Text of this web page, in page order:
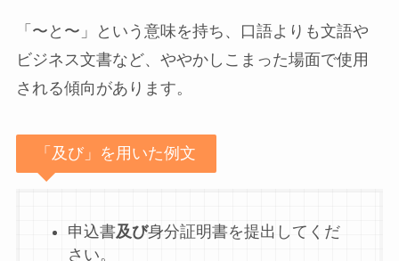
「〜と〜」という意味を持ち、口語よりも文語や
ビジネス文書など、ややかしこまった場面で使用
される傾向があります。
「及び」を用いた例文
申込書及び身分証明書を提出してくだ
さい。